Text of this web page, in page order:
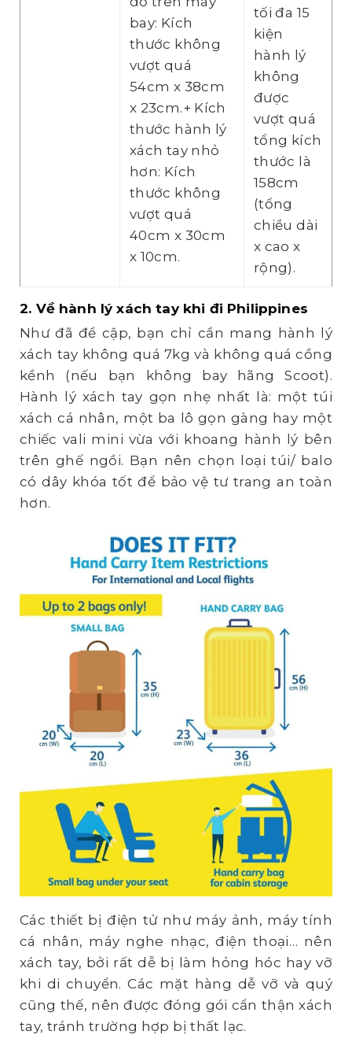
bay: Kích
thước không
vượt quá
54cm x 38cm
x 23cm.+ Kích
thước hành lý
xách tay nhỏ
hơn: Kích
thước không
vượt quá
40cm x 30cm
x 10cm.
tối đa 15
kiện
hành lý
không
được
vượt quá
tổng kích
thước là
158cm
(tổng
chiều dài
x cao x
rộng).
2. Về hành lý xách tay khi đi Philippines
Như đã đề cập, bạn chỉ cần mang hành lý
xách tay không quá 7kg và không quá cồng
kềnh (nếu bạn không bay hãng Scoot).
Hành lý xách tay gọn nhẹ nhất là: một túi
xách cá nhân, một ba lô gọn gàng hay một
chiếc vali mini vừa với khoang hành lý bên
trên ghế ngồi. Bạn nên chọn loại túi/ balo
có dây khóa tốt để bảo vệ tư trang an toàn
hơn.
Các thiết bị điện tử như máy ảnh, máy tính
cá nhân, máy nghe nhạc, điện thoại… nên
xách tay, bởi rất dễ bị làm hỏng hóc hay vỡ
khi di chuyển. Các mặt hàng dễ vỡ và quý
cũng thế, nên được đóng gói cẩn thận xách
tay, tránh trường hợp bị thất lạc.